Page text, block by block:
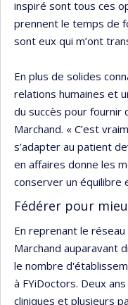
inspiré sont tous ces
prennent le temps de
sont eux qui m’ont
En plus de solides
relations humaines et
du succès pour fournir
Marchand. « C’est
s’adapter au patient
en affaires donne les
conserver un équilibre
Fédérer pour
En reprenant le
Marchand auparavant
le nombre
à FYiDoctors. Deux
cliniques et plusieurs